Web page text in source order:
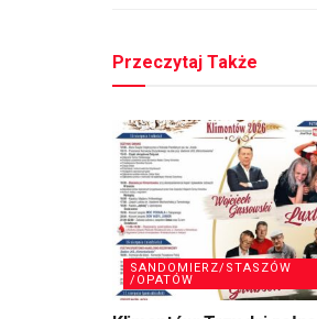
Przeczytaj Także
SANDOMIERZ/STASZÓW
/OPATÓW